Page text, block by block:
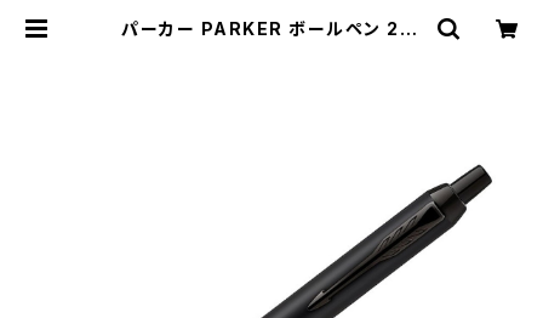
パーカー PARKER ボールペン 217